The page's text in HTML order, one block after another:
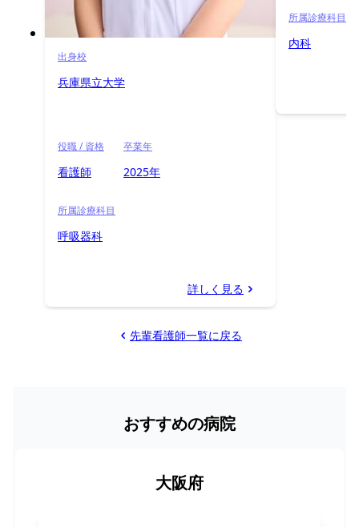
出身校
兵庫県立大学
役職 / 資格
看護師
卒業年
2025年
所属診療科目
呼吸器科
詳しく見る
所属診療科目
内科
先輩看護師一覧に戻る
おすすめの病院
大阪府